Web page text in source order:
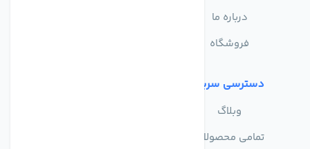
درباره ما
فروشگاه
دسترسی سریع
وبلاگ
تمامی محصولات